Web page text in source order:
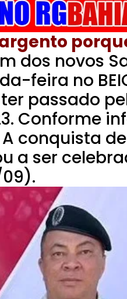
dos novos
feira no
passado
Conforme
A conquista
a ser